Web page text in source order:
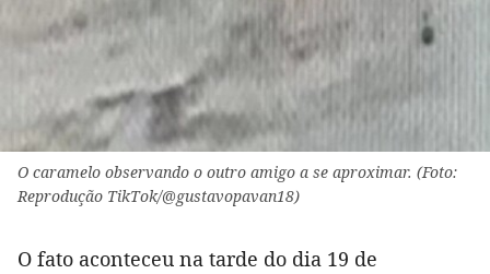
O caramelo observando o outro amigo a se aproximar. (Foto:
Reprodução TikTok/@gustavopavan18)
O fato aconteceu na tarde do dia 19 de